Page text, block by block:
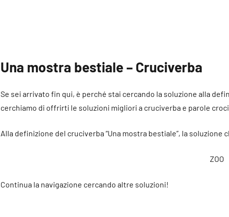
Una mostra bestiale – Cruciverba
Se sei arrivato fin qui, è perché stai cercando la soluzione alla
cerchiamo di offrirti le soluzioni migliori a cruciverba e parole
Alla definizione del cruciverba “Una mostra bestiale”, la soluzione
ZOO
Continua la navigazione cercando altre soluzioni!